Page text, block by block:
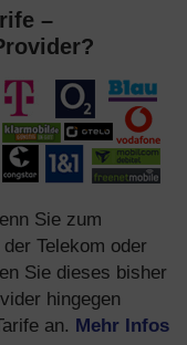
–
Sie zum
Telekom oder
Sie dieses bisher
hingegen
an. Mehr Infos